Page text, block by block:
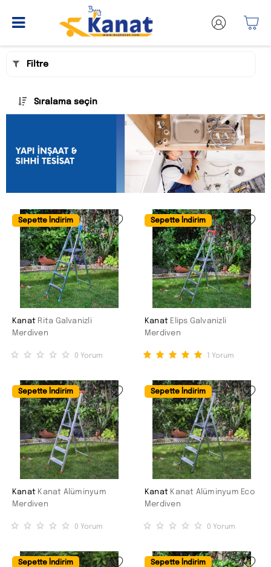
Filtre
Sıralama seçin
Sepette İndirim
Kanat Rita Galvanizli
Merdiven
0 Yorum
Sepette İndirim
Kanat Elips Galvanizli
Merdiven
1 Yorum
Sepette İndirim
Kanat Kanat Alüminyum
Merdiven
0 Yorum
Sepette İndirim
Kanat Kanat Alüminyum Eco
Merdiven
0 Yorum
Sepette İndirim Sepette İndirim